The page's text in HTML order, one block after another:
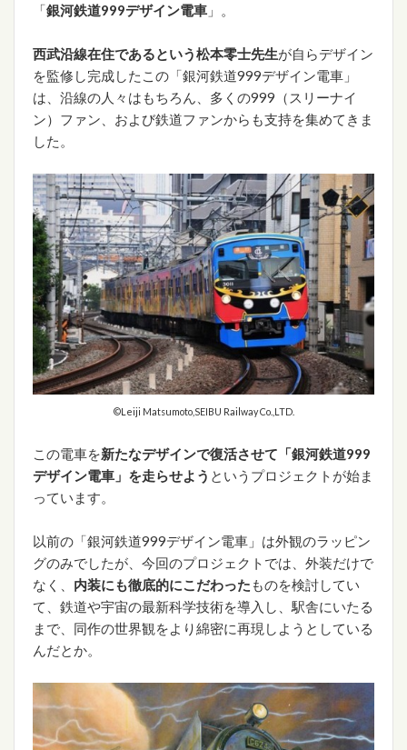
「銀河鉄道999デザイン電車 」。
西武沿線在住であるという松本零士先生が自らデザイン
を監修し完成したこの「銀河鉄道999デザイン電車」
は、沿線の人々はもちろん、多くの999（スリーナイ
ン）ファン、および鉄道ファンからも支持を集めてきま
した。
©Leiji Matsumoto,SEIBU Railway Co.,LTD.
この電車を新たなデザインで復活させて「銀河鉄道999
デザイン電車」を走らせよう というプロジェクトが始ま
っています。
以前の「銀河鉄道999デザイン電車」は外観のラッピン
グのみでしたが、今回のプロジェクトでは、外装だけで
なく、 内装にも徹底的にこだわった ものを検討してい
て、鉄道や宇宙の最新科学技術を導入し、駅舎にいたる
まで、同作の世界観をより綿密に再現しようとしている
んだとか。